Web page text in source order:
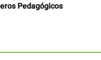
Pedagógicos